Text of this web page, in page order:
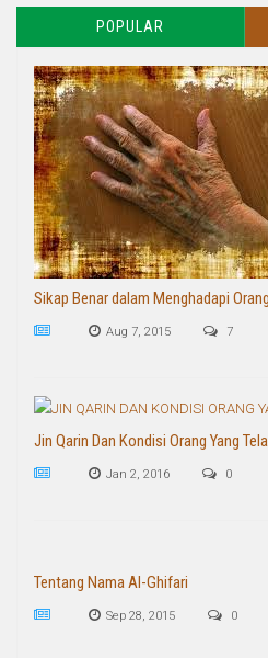
POPULAR
Sikap Benar dalam Menghadapi
Aug 7, 2015 7
Jin Qarin Dan Kondisi Orang Yang
Jan 2, 2016 0
Tentang Nama Al-Ghifari
Sep 28, 2015 0